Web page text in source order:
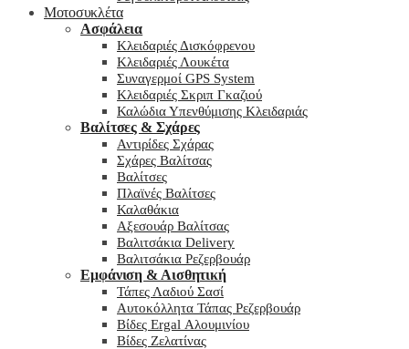
Μοτοσυκλέτα
Ασφάλεια
Κλειδαριές Δισκόφρενου
Κλειδαριές Λουκέτα
Συναγερμοί GPS System
Κλειδαριές Σκριπ Γκαζιού
Καλώδια Υπενθύμισης Κλειδαριάς
Βαλίτσες & Σχάρες
Αντιρίδες Σχάρας
Σχάρες Βαλίτσας
Βαλίτσες
Πλαϊνές Βαλίτσες
Καλαθάκια
Αξεσουάρ Βαλίτσας
Βαλιτσάκια Delivery
Βαλιτσάκια Ρεζερβουάρ
Εμφάνιση & Αισθητική
Τάπες Λαδιού Σασί
Αυτοκόλλητα Τάπας Ρεζερβουάρ
Βίδες Ergal Αλουμινίου
Βίδες Ζελατίνας